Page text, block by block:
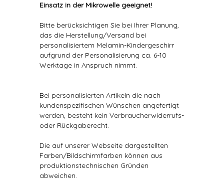
Einsatz in der Mikrowelle geeignet!
Bitte berücksichtigen Sie bei Ihrer Planung,
das die Herstellung/Versand bei
personalisiertem Melamin-Kindergeschirr
aufgrund der Personalisierung ca. 6-10
Werktage in Anspruch nimmt.
Bei personalisierten Artikeln die nach
kundenspezifischen Wünschen angefertigt
werden, besteht kein Verbraucherwiderrufs-
oder Rückgaberecht.
Die auf unserer Webseite dargestellten
Farben/Bildschirmfarben können aus
produktionstechnischen Gründen
abweichen.